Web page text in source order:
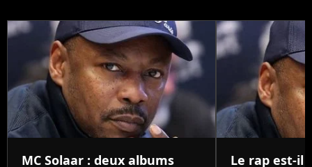
MC Solaar : deux albums
Le rap est-il